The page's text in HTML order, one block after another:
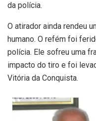
da polícia.
O atirador ainda rendeu
humano. O refém foi
polícia. Ele sofreu uma
impacto do tiro e foi
Vitória da Conquista.